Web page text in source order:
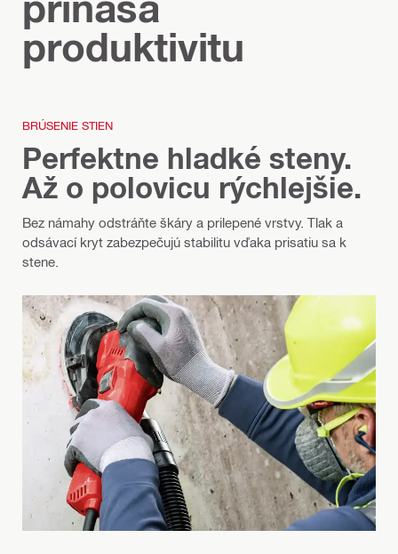
produktivitu
BRÚSENIE STIEN
Perfektne hladké steny.
Až o polovicu rýchlejšie.
Bez námahy odstráňte škáry a prilepené vrstvy. Tlak a
odsávací kryt zabezpečujú stabilitu vďaka prisatiu sa k
stene.